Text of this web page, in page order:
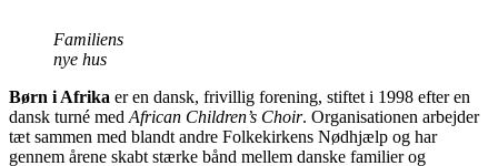
Familiens
nye hus
Børn i Afrika er en dansk, frivillig forening, stiftet i 1998 efter en
dansk turné med African Children’s Choir. Organisationen arbejder
tæt sammen med blandt andre Folkekirkens Nødhjælp og har
gennem årene skabt stærke bånd mellem danske familier og